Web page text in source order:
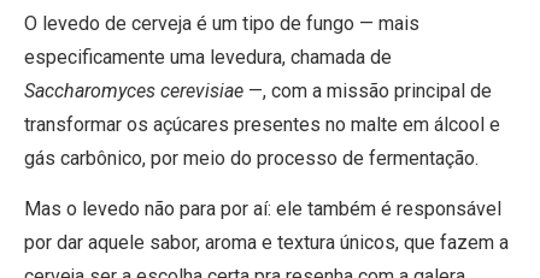
O levedo de cerveja é um tipo de fungo — mais
especificamente uma levedura, chamada de
Saccharomyces cerevisiae —, com a missão principal de
transformar os açúcares presentes no malte em álcool e
gás carbônico, por meio do processo de fermentação.
Mas o levedo não para por aí: ele também é responsável
por dar aquele sabor, aroma e textura únicos, que fazem a